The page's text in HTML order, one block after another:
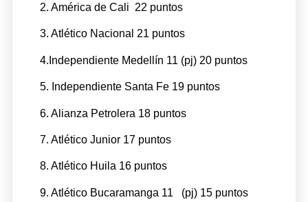
2. América de Cali 22 puntos
3. Atlético Nacional 21 puntos
4.Independiente Medellín 11 (pj) 20 puntos
5. Independiente Santa Fe 19 puntos
6. Alianza Petrolera 18 puntos
7. Atlético Junior 17 puntos
8. Atlético Huila 16 puntos
9. Atlético Bucaramanga 11 (pj) 15 puntos